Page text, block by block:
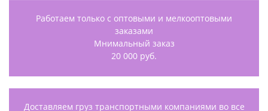
Работаем только с оптовыми и мелкооптовыми
заказами
Мнимальный заказ
20 000 руб.
Доставляем груз транспортными компаниями во все